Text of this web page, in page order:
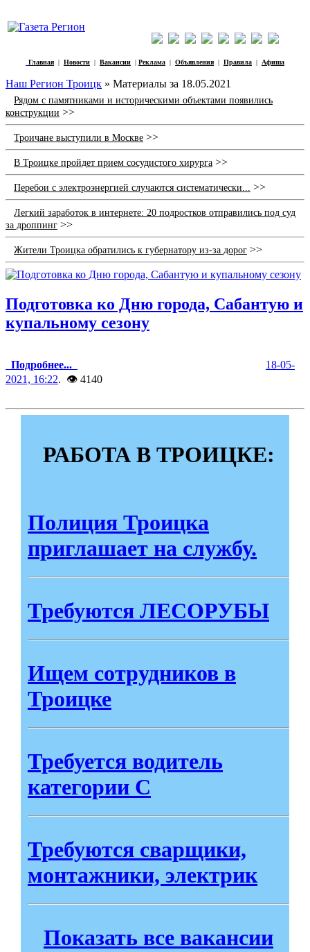
Главная | Новости | Вакансии | Реклама | Объявления | Правила | Афиша
Наш Регион Троицк » Материалы за 18.05.2021
Рядом с памятниками и историческими объектами появились
конструкции >>
Троичане выступили в Москве >>
В Троицке пройдет прием сосудистого хирурга >>
Перебои с электроэнергией случаются систематически... >>
Легкий заработок в интернете: 20 подростков отправились под суд
за дроппинг >>
Жители Троицка обратились к губернатору из-за дорог >>
Подготовка ко Дню города, Сабантую и
купальному сезону
Подробнее...
18-05-
2021, 16:22. 👁 4140
РАБОТА В ТРОИЦКЕ:
Полиция Троицка
приглашает на службу.
Требуются ЛЕСОРУБЫ
Ищем сотрудников в
Троицке
Требуется водитель
категории С
Требуются сварщики,
монтажники, электрик
Показать все вакансии